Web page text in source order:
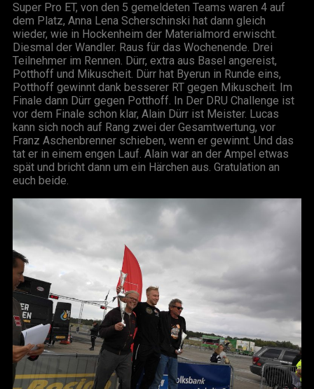
Super Pro ET, von den 5 gemeldeten Teams waren 4 auf
dem Platz, Anna Lena Scherschinski hat dann gleich
wieder, wie in Hockenheim der Materialmord erwischt.
Diesmal der Wandler. Raus für das Wochenende. Drei
Teilnehmer im Rennen. Dürr, extra aus Basel angereist,
Potthoff und Mikuscheit. Dürr hat Byerun in Runde eins,
Potthoff gewinnt dank besserer RT gegen Mikuscheit. Im
Finale dann Dürr gegen Potthoff. In Der DRU Challenge ist
vor dem Finale schon klar, Alain Dürr ist Meister. Lucas
kann sich noch auf Rang zwei der Gesamtwertung, vor
Franz Aschenbrenner schieben, wenn er gewinnt. Und das
tat er in einem engen Lauf. Alain war an der Ampel etwas
spät und bricht dann um ein Härchen aus. Gratulation an
euch beide.